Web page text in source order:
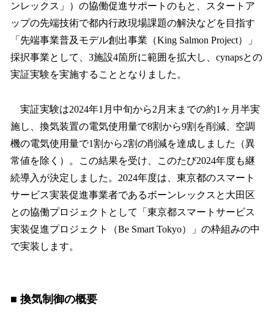
ンレックス」）の協働促進サポートのもと、スタートア
ップの先端技術で都内行政現場課題の解決などを目指す
「先端事業普及モデル創出事業（King Salmon Project）」
採択事業として、3施設4箇所に範囲を拡大し、cynapsとの
実証実験を実施することとなりました。
実証実験は2024年1月中旬から2月末までの約1ヶ月半実
施し、換気装置の電気使用量で8割から9割を削減、空調
機の電気使用量で1割から2割の削減を達成しました（異
常値を除く）。この結果を受け、このたび2024年度も継
続導入が決定しました。2024年度は、東京都のスマート
サービス実装促進事業者であるボーンレックスと大田区
との協働プロジェクトとして「東京都スマートサービス
実装促進プロジェクト（Be Smart Tokyo）」の枠組みの中
で実装します。
■ 換気制御の概要